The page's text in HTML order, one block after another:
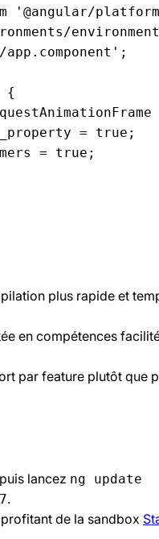
{
= true;
= true;
plus rapide et
en compétences
par feature plutôt que
puis lancez ng update
.
de la sandbox